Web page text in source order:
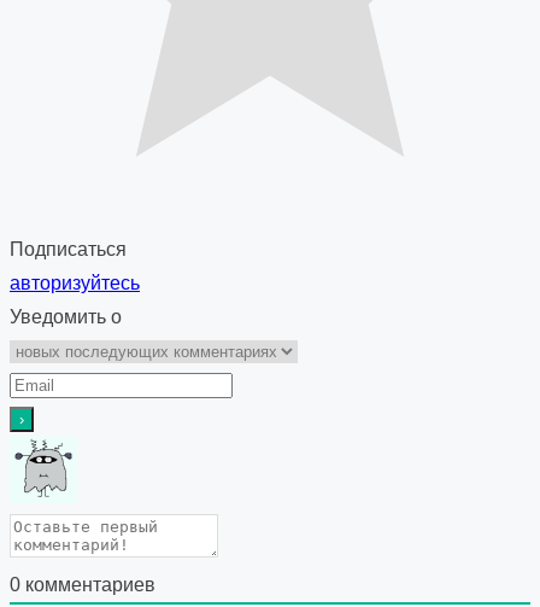
Подписаться
авторизуйтесь
Уведомить о
0 комментариев